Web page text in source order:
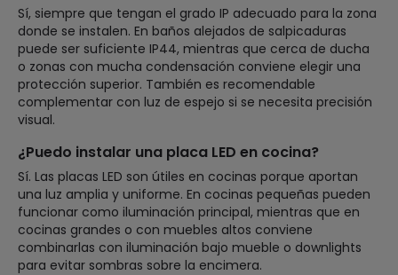
Sí, siempre que tengan el grado IP adecuado para la zona
donde se instalen. En baños alejados de salpicaduras
puede ser suficiente IP44, mientras que cerca de ducha
o zonas con mucha condensación conviene elegir una
protección superior. También es recomendable
complementar con luz de espejo si se necesita precisión
visual.
¿Puedo instalar una placa LED en cocina?
Sí. Las placas LED son útiles en cocinas porque aportan
una luz amplia y uniforme. En cocinas pequeñas pueden
funcionar como iluminación principal, mientras que en
cocinas grandes o con muebles altos conviene
combinarlas con iluminación bajo mueble o downlights
para evitar sombras sobre la encimera.